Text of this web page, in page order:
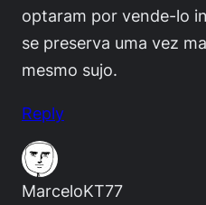
optaram por vende-lo
se preserva uma vez
mesmo sujo.
Reply
MarceloKT77